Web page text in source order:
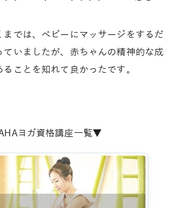
までは、ベビーにマッサージをするだ
ていましたが、赤ちゃんの精神的な成
ことを知れて良かったです。
ヨガ資格講座一覧▼